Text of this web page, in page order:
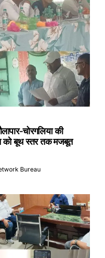
चोरगलिया की
को बूथ स्तर तक मजबूत
Bureau